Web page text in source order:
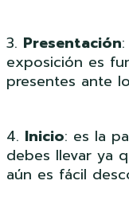
3. Presentación
exposición es
presentes ante
4. Inicio: es la
debes llevar ya
aún es fácil